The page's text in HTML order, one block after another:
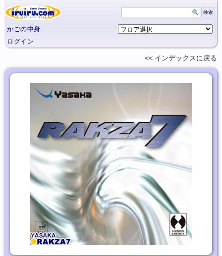
かごの中身
ログイン
インデックスに 戻る